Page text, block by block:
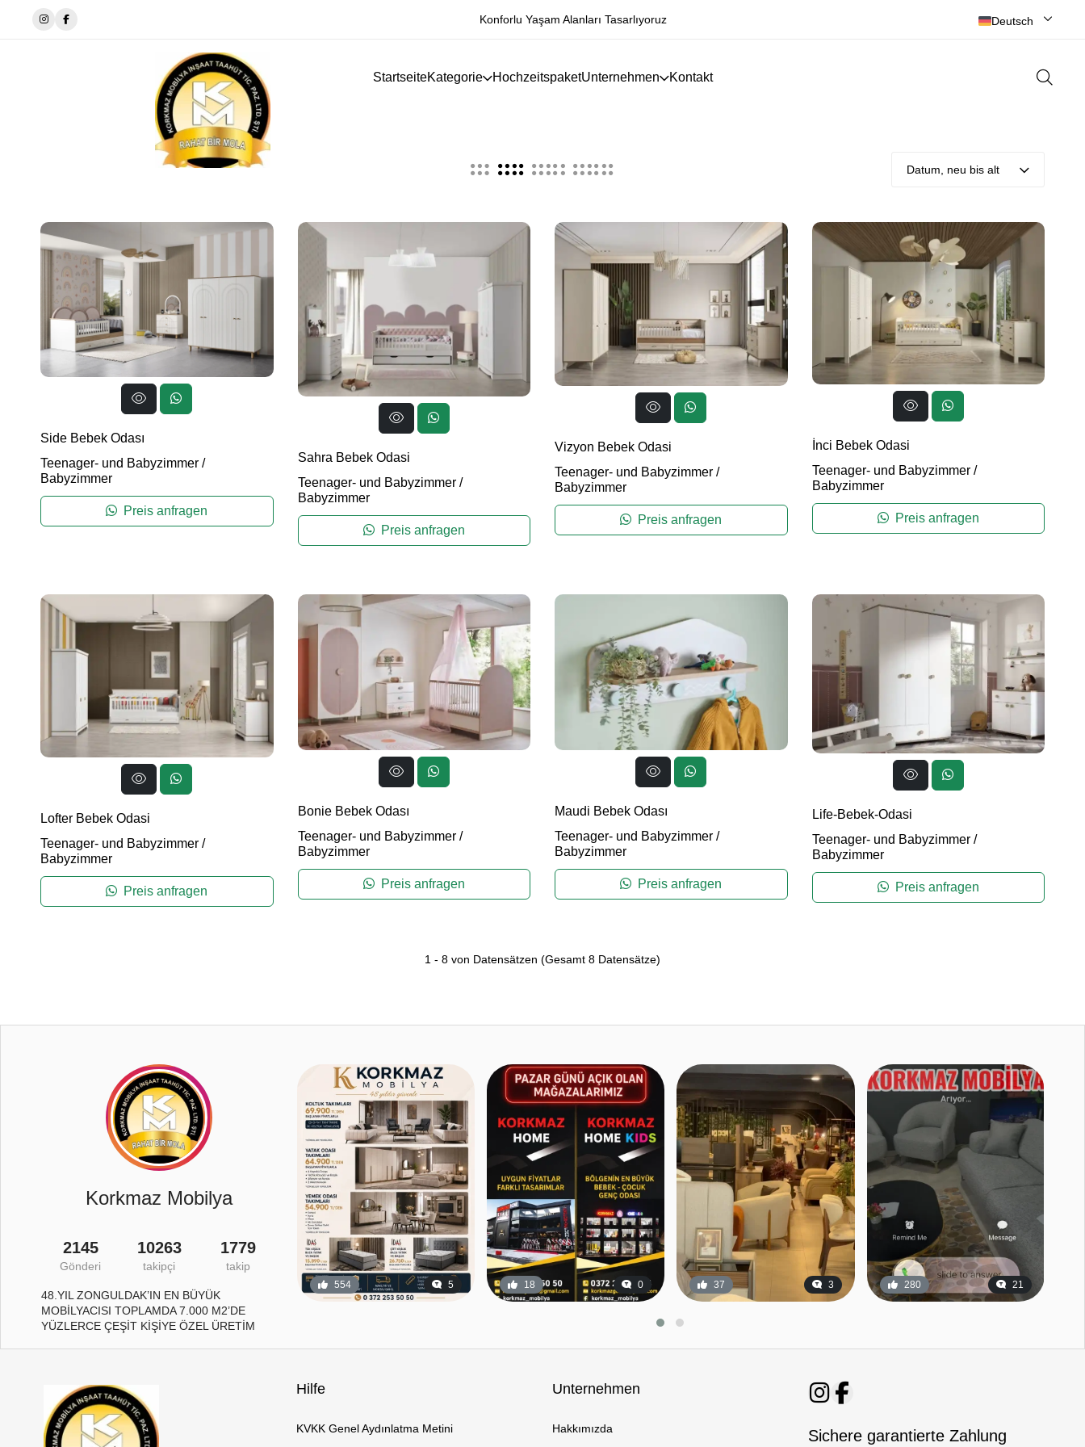
Konforlu Yaşam Alanları Tasarlıyoruz Deutsch
StartseiteKategorie HochzeitspaketUnternehmen Kontakt
Datum, neu bis alt
Side Bebek Odası
Teenager- und Babyzimmer /
Babyzimmer
Preis anfragen
Sahra Bebek Odasi
Teenager- und Babyzimmer/
Babyzimmer
Preis anfragen
Vizyon Bebek Odasi
Teenager- und Babyzimmer /
Babyzimmer
Preis anfragen
İnci Bebek Odasi
Teenager- und Babyzimmer/
Babyzimmer
Preis anfragen
Lofter Bebek Odasi
Teenager- und Babyzimmer /
Babyzimmer
Preis anfragen
Bonie Bebek Odası
Teenager- und Babyzimmer/
Babyzimmer
Preis anfragen
Maudi Bebek Odası
Teenager- und Babyzimmer /
Babyzimmer
Preis anfragen
Life-Bebek-Odasi
Teenager- und Babyzimmer/
Babyzimmer
Preis anfragen
1 - 8 von Datensätzen (Gesamt 8 Datensätze)
Korkmaz Mobilya
2145
Gönderi
10263
takipçi
1779
takip
48.YIL ZONGULDAK’IN EN BÜYÜK
MOBİLYACISI TOPLAMDA 7.000 M2’DE
YÜZLERCE ÇEŞİT KİŞİYE ÖZEL ÜRETİM
554 5 18 0 37 3 280 21
Hilfe
KVKK Genel Aydınlatma Metini
Unternehmen
Hakkımızda
Sichere garantierte Zahlung